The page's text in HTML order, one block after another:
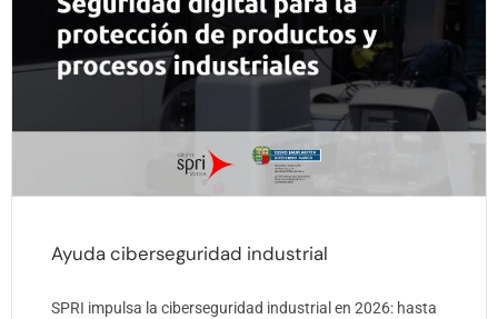
Ayuda ciberseguridad industrial
SPRI impulsa la ciberseguridad industrial en 2026: hasta